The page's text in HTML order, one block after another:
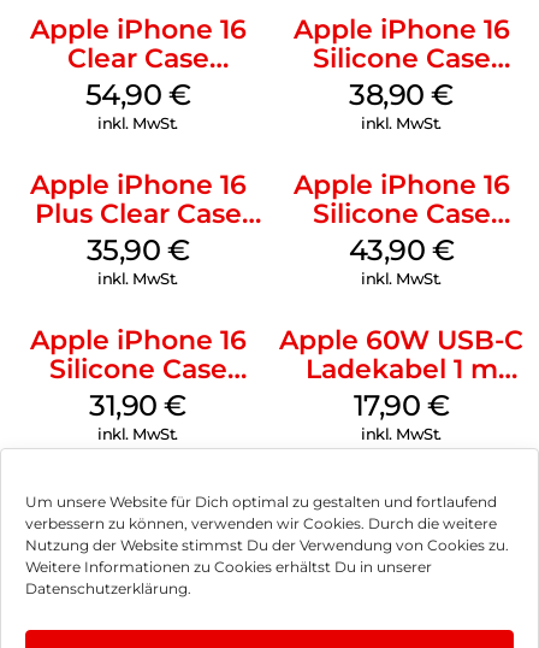
Um unsere Website für Dich optimal zu gestalten und fortlaufend
verbessern zu können, verwenden wir Cookies. Durch die weitere
Nutzung der Website stimmst Du der Verwendung von Cookies zu.
Weitere Informationen zu Cookies erhältst Du in unserer
Datenschutzerklärung.
Apple iPhone 16
Clear Case
MagSafe
Transparent
54,90 €
inkl. MwSt.
Apple iPhone 16
Silicone Case
MagSafe
Ultramarine
38,90€
inkl. MwSt.
Apple iPhone 16
Plus Clear Case
MagSafe
Transparent
35,90 €
inkl. MwSt.
Apple iPhone 16
Silicone Case
MagSafe Plum
43,90 €
inkl. MwSt.
Apple iPhone 16
Silicone Case
MagSafe Fuchsia
31,90€
inkl. MwSt.
Apple 60W USB-C
Ladekabel 1 m
Weiß
17,90 €
inkl. MwSt.
Impressum